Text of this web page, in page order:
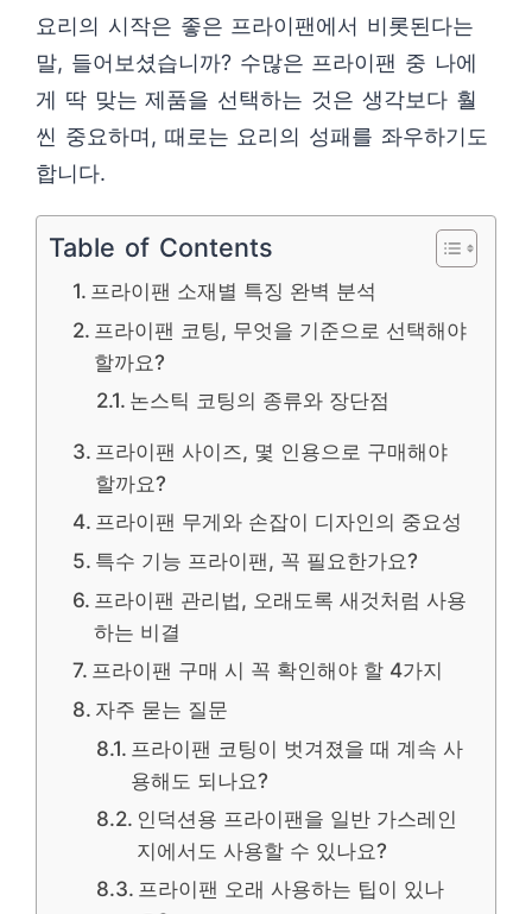
요리의 시작은 좋은 프라이팬에서 비롯된다는
말, 들어보셨습니까? 수많은 프라이팬 중 나에
게 딱 맞는 제품을 선택하는 것은 생각보다 훨
씬 중요하며, 때로는 요리의 성패를 좌우하기도
합니다.
Table of Contents
프라이팬 소재별 특징 완벽 분석
프라이팬 코팅, 무엇을 기준으로 선택해야
할까요?
논스틱 코팅의 종류와 장단점
프라이팬 사이즈, 몇 인용으로 구매해야
할까요?
프라이팬 무게와 손잡이 디자인의 중요성
특수 기능 프라이팬, 꼭 필요한가요?
프라이팬 관리법, 오래도록 새것처럼 사용
하는 비결
프라이팬 구매 시 꼭 확인해야 할 4가지
자주 묻는 질문
프라이팬 코팅이 벗겨졌을 때 계속 사
용해도 되나요?
인덕션용 프라이팬을 일반 가스레인
지에서도 사용할 수 있나요?
프라이팬 오래 사용하는 팁이 있나